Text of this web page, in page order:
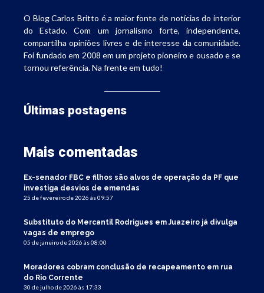
O Blog Carlos Britto é a maior fonte de notícias do interior
do Estado. Com um jornalismo forte, independente,
compartilha opiniões livres e de interesse da comunidade.
Foi fundado em 2008 em um projeto pioneiro e ousado e se
tornou referência. Na frente em tudo!
Últimas postagens
Mais comentadas
Ex-senador FBC e filhos são alvos de operação da PF que
investiga desvios de emendas
25 de fevereiro de 2026 às 09:57
Substituto do Mercantil Rodrigues em Juazeiro já divulga
vagas de emprego
05 de janeiro de 2026 às 08:00
Moradores cobram conclusão de recapeamento em rua
do Rio Corrente
30 de julho de 2026 às 17:33